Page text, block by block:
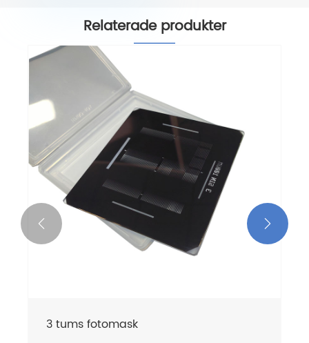
Relaterade produkter
Film fotomask
 